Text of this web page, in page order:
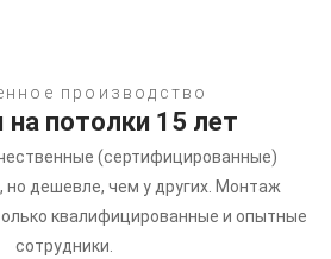
производство
на потолки 15 лет
(сертифицированные)
дешевле, чем у других. Монтаж
квалифицированные и опытные
сотрудники.